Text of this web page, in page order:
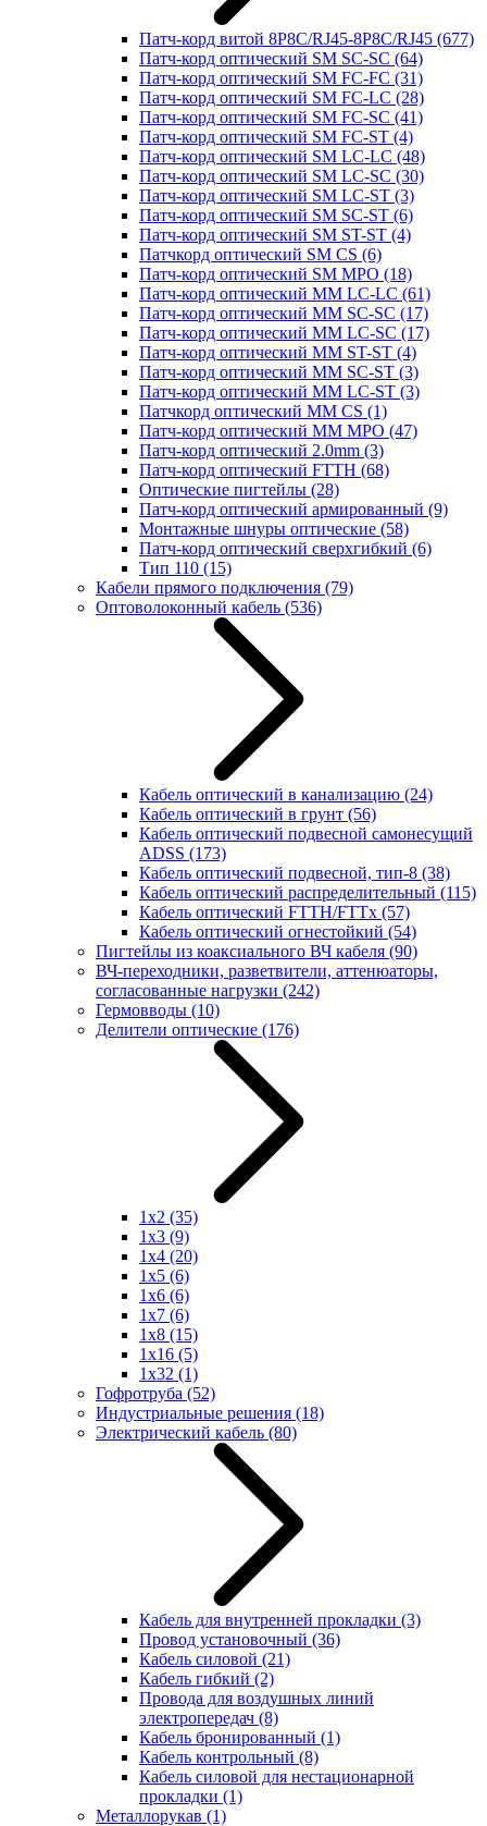
Патч-корд витой 8P8C/RJ45-8P8C/RJ45 (677)
Патч-корд оптический SM SC-SC (64)
Патч-корд оптический SM FC-FC (31)
Патч-корд оптический SM FC-LC (28)
Патч-корд оптический SM FC-SC (41)
Патч-корд оптический SM FC-ST (4)
Патч-корд оптический SM LC-LC (48)
Патч-корд оптический SM LC-SC (30)
Патч-корд оптический SM LC-ST (3)
Патч-корд оптический SM SC-ST (6)
Патч-корд оптический SM ST-ST (4)
Патчкорд оптический SM CS (6)
Патч-корд оптический SM MPO (18)
Патч-корд оптический MM LC-LC (61)
Патч-корд оптический MM SC-SC (17)
Патч-корд оптический MM LC-SC (17)
Патч-корд оптический MM ST-ST (4)
Патч-корд оптический MM SC-ST (3)
Патч-корд оптический MM LC-ST (3)
Патчкорд оптический MM CS (1)
Патч-корд оптический MM MPO (47)
Патч-корд оптический 2.0mm (3)
Патч-корд оптический FTTH (68)
Оптические пигтейлы (28)
Патч-корд оптический армированный (9)
Монтажные шнуры оптические (58)
Патч-корд оптический сверхгибкий (6)
Тип 110 (15)
Кабели прямого подключения (79)
Оптоволоконный кабель (536)
Кабель оптический в канализацию (24)
Кабель оптический в грунт (56)
Кабель оптический подвесной самонесущий
ADSS (173)
Кабель оптический подвесной, тип-8 (38)
Кабель оптический распределительный (115)
Кабель оптический FTTH/FTTx (57)
Кабель оптический огнестойкий (54)
Пигтейлы из коаксиального ВЧ кабеля (90)
ВЧ-переходники, разветвители, аттенюаторы,
согласованные нагрузки (242)
Гермовводы (10)
Делители оптические (176)
1x2 (35)
1x3 (9)
1x4 (20)
1x5 (6)
1x6 (6)
1x7 (6)
1x8 (15)
1x16 (5)
1x32 (1)
Гофротруба (52)
Индустриальные решения (18)
Электрический кабель (80)
Кабель для внутренней прокладки (3)
Провод установочный (36)
Кабель силовой (21)
Кабель гибкий (2)
Провода для воздушных линий
электропередач (8)
Кабель бронированный (1)
Кабель контрольный (8)
Кабель силовой для нестационарной
прокладки (1)
Металлорукав (1)